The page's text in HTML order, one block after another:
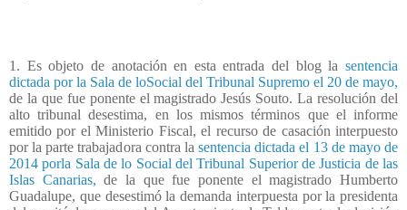
1. Es objeto de anotación en esta entrada del blog la sentencia
dictada por la Sala de loSocial del Tribunal Supremo el 20 de mayo,
de la que fue ponente el magistrado Jesús Souto. La resolución del
alto tribunal desestima, en los mismos términos que el informe
emitido por el Ministerio Fiscal, el recurso de casación interpuesto
por la parte trabajadora contra la sentencia dictada el 13 de mayo de
2014 porla Sala de lo Social del Tribunal Superior de Justicia de las
Islas Canarias, de la que fue ponente el magistrado Humberto
Guadalupe, que desestimó la demanda interpuesta por la presidenta